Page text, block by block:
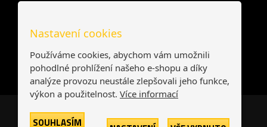
Česká republika Slovensko
Nastavení cookies
Používáme cookies, abychom vám umožnili
pohodlné prohlížení našeho e-shopu a díky
analýze provozu neustále zlepšovali jeho funkce,
výkon a použitelnost. Více informací
SOUHLASÍM